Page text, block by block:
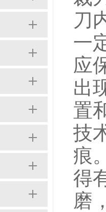
刀
一
应
出
置
技
痕
得
磨